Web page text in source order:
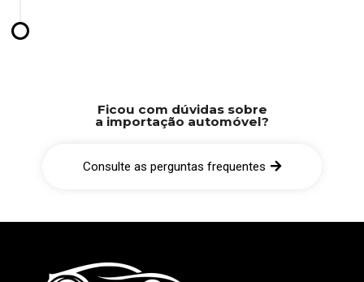
Ficou com dúvidas sobre
a importação automóvel?
Consulte as perguntas frequentes